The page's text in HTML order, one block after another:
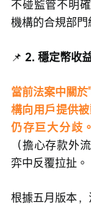
不碰監管不明
機構的合規部門
📌 2. 穩定幣收
當前法案中關
構向用戶提供
仍存巨大分歧。
（擔心存款外
弈中反覆拉扯。
根據五月版本